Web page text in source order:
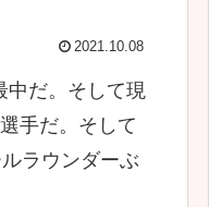
2021.10.08
中だ。そして現
手だ。そして
ラウンダーぶ